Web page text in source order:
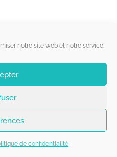
notre site web et notre service.
de confidentialité